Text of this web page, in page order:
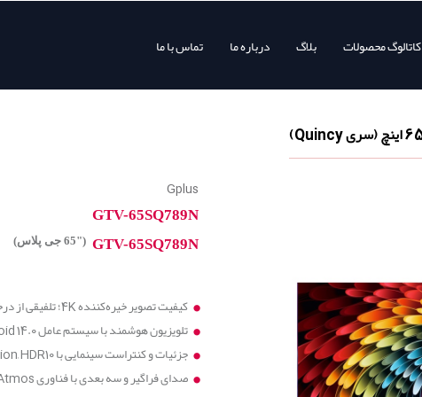
کاتالوگ محصولات بلاگ درباره ما تماس با ما
Gplus
GTV-65SQ789N
GTV-65SQ789N ("65 جی پلاس)
کیفیت تصویر خیره‌کننده 4K؛ تلفیقی از درخشندگی تکنولوژی QLED و مقاومت پنل IPS
تلویزیون هوشمند با سیستم عامل Android 14.0
جزئیات و کنتراست سینمایی با Dolby vision, HDR10
صدای فراگیر و سه بعدی با فناوری Dolby Atmos